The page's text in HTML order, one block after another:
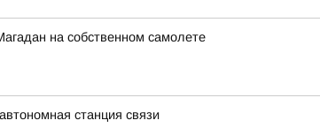
на собственном самолете
станция связи